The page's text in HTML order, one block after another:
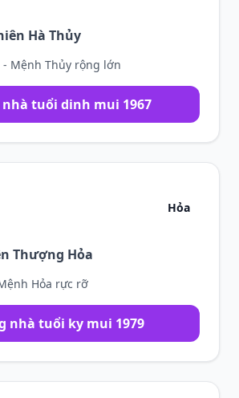
Hà Thủy
Mệnh Thủy rộng lớn
tuổi dinh mui 1967
Hỏa
Thượng Hỏa
Hỏa rực rỡ
nhà tuổi ky mui 1979